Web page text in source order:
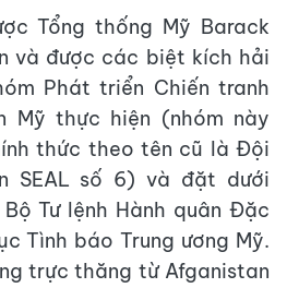
Tổng thống Mỹ Barack
và được các biệt kích hải
Phát triển Chiến tranh
Mỹ thực hiện (nhóm này
thức theo tên cũ là Đội
SEAL số 6) và đặt dưới
Tư lệnh Hành quân Đặc
Tình báo Trung ương Mỹ.
trực thăng từ Afganistan